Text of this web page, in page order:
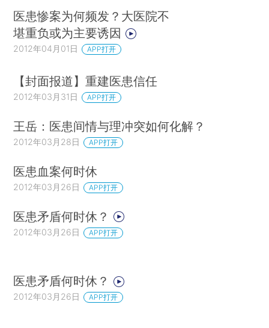
医患惨案为何频发？大医院不
堪重负或为主要诱因
2012年04月01日 APP打开
【封面报道】重建医患信任
2012年03月31日 APP打开
王岳：医患间情与理冲突如何化解？
2012年03月28日 APP打开
医患血案何时休
2012年03月26日 APP打开
医患矛盾何时休？
2012年03月26日 APP打开
医患矛盾何时休？
2012年03月26日 APP打开